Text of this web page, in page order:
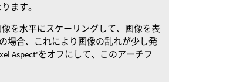
ます。
を水平にスケーリングして、画像を表
場合、これにより画像の乱れが少し発
Aspect'をオフにして、このアーチフ